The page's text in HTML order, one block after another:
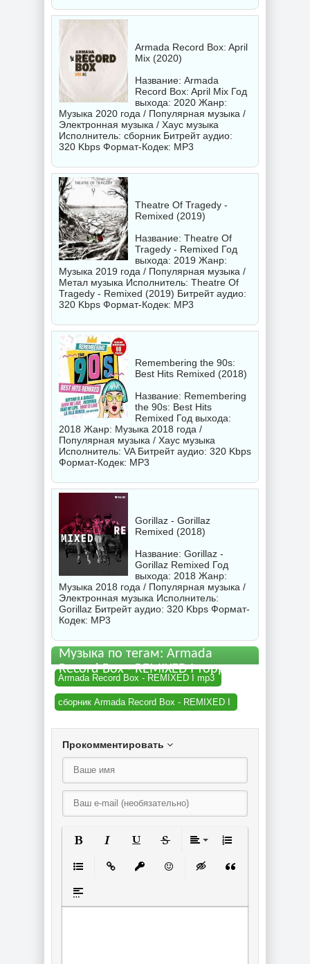
Armada Record Box: April
Mix (2020)
Название: Armada
Record Box: April Mix Год
выхода: 2020 Жанр:
Музыка 2020 года / Популярная музыка /
Электронная музыка / Хаус музыка
Исполнитель: сборник Битрейт аудио:
320 Kbps Формат-Кодек: MP3
Theatre Of Tragedy -
Remixed (2019)
Название: Theatre Of
Tragedy - Remixed Год
выхода: 2019 Жанр:
Музыка 2019 года / Популярная музыка /
Метал музыка Исполнитель: Theatre Of
Tragedy - Remixed (2019) Битрейт аудио:
320 Kbps Формат-Кодек: MP3
Remembering the 90s:
Best Hits Remixed (2018)
Название: Remembering
the 90s: Best Hits
Remixed Год выхода:
2018 Жанр: Музыка 2018 года /
Популярная музыка / Хаус музыка
Исполнитель: VAБитрейт аудио: 320 Kbps
Формат-Кодек: MP3
Gorillaz - Gorillaz
Remixed (2018)
Название: Gorillaz -
Gorillaz Remixed Год
выхода: 2018 Жанр:
Музыка 2018 года / Популярная музыка /
Электронная музыка Исполнитель:
Gorillaz Битрейт аудио: 320 Kbps Формат-
Кодек: MP3
Музыка по тегам: Armada
Record Box - REMIXED I торрент
Armada Record Box - REMIXED I mp3
сборник Armada Record Box - REMIXED I
Прокомментировать
Вставка спойлера